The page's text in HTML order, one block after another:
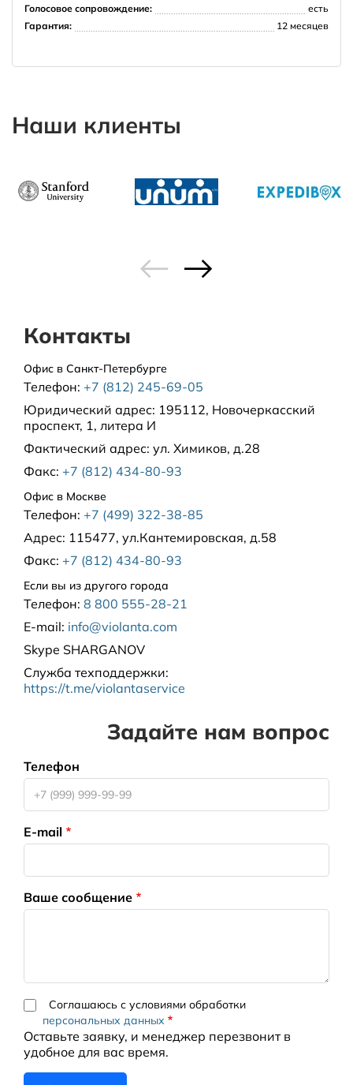
Голосовое сопровождение:
есть
Гарантия:
12 месяцев
Наши клиенты
Контакты
Офис в Санкт-Петербурге
Телефон: +7 (812) 245-69-05
Юридический адрес: 195112, Новочеркасский
проспект, 1, литера И
Фактический адрес: ул. Химиков, д.28
Факс: +7 (812) 434-80-93
Офис в Москве
Телефон: +7 (499) 322-38-85
Адрес: 115477, ул.Кантемировская, д.58
Факс: +7 (812) 434-80-93
Если вы из другого города
Телефон: 8 800 555-28-21
E-mail: info@violanta.com
Skype SHARGANOV
Служба техподдержки:
https://t.me/violantaservice
Задайте нам вопрос
Телефон
E-mail
Ваше сообщение
Соглашаюсь с условиями обработки
персональных данных
Оставьте заявку, и менеджер перезвонит в
удобное для вас время.